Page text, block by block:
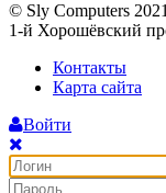
© Sly Computers
1-й Хорошёвский
Контакты
Карта сайта
Войти